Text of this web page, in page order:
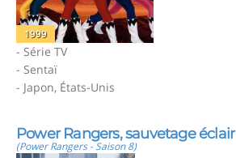
1999
- Série TV
- Sentaï
- Japon, États-Unis
Power Rangers, sauvetage éclair
(Power Rangers - Saison 8)